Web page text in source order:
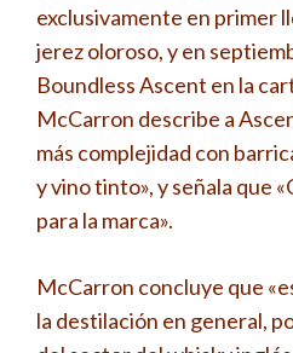
exclusivamente en primer
jerez oloroso, y en
Boundless Ascent en la
McCarron describe a
más complejidad con
y vino tinto», y señala que
para la marca».
McCarron concluye que
la destilación en general,